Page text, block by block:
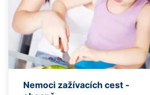
Nemoci zažívacích cest -